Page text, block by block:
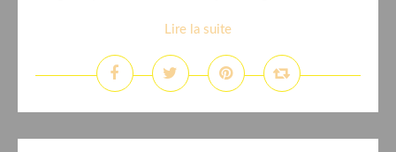
Lire la suite